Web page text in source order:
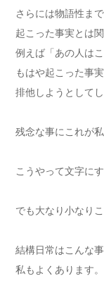
さらには物語性ま
起こった事実とは
例えば「あの人は
もはや起こった事
排他しようとしてし
残念な事にこれが
こうやって文字に
でも大なり小なり
結構日常はこんな
私もよくあります。